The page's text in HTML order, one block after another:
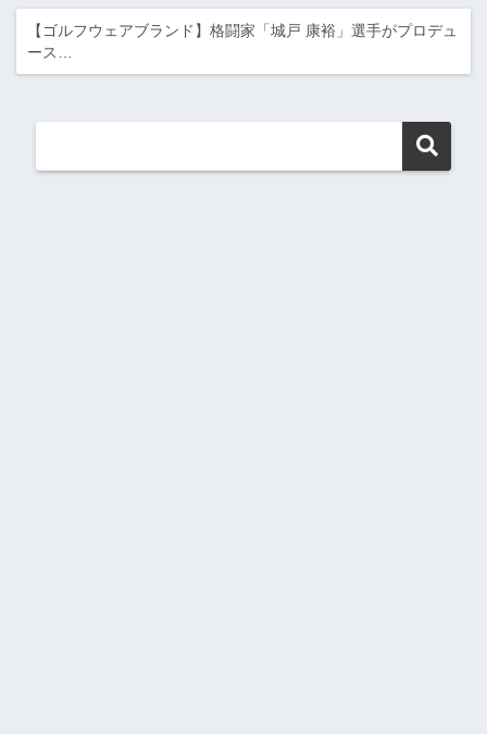
【ゴルフウェアブランド】格闘家「城戸 康裕」選手がプロデュ
ース…